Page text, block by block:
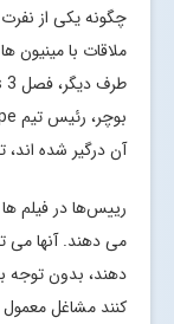
چگونه یکی از
ملاقات با مینیون
آن درگیر شده
رییس‌ها در فیلم
می دهند. آنها می
دهند، بدون توجه
کنند مشاغل معمول